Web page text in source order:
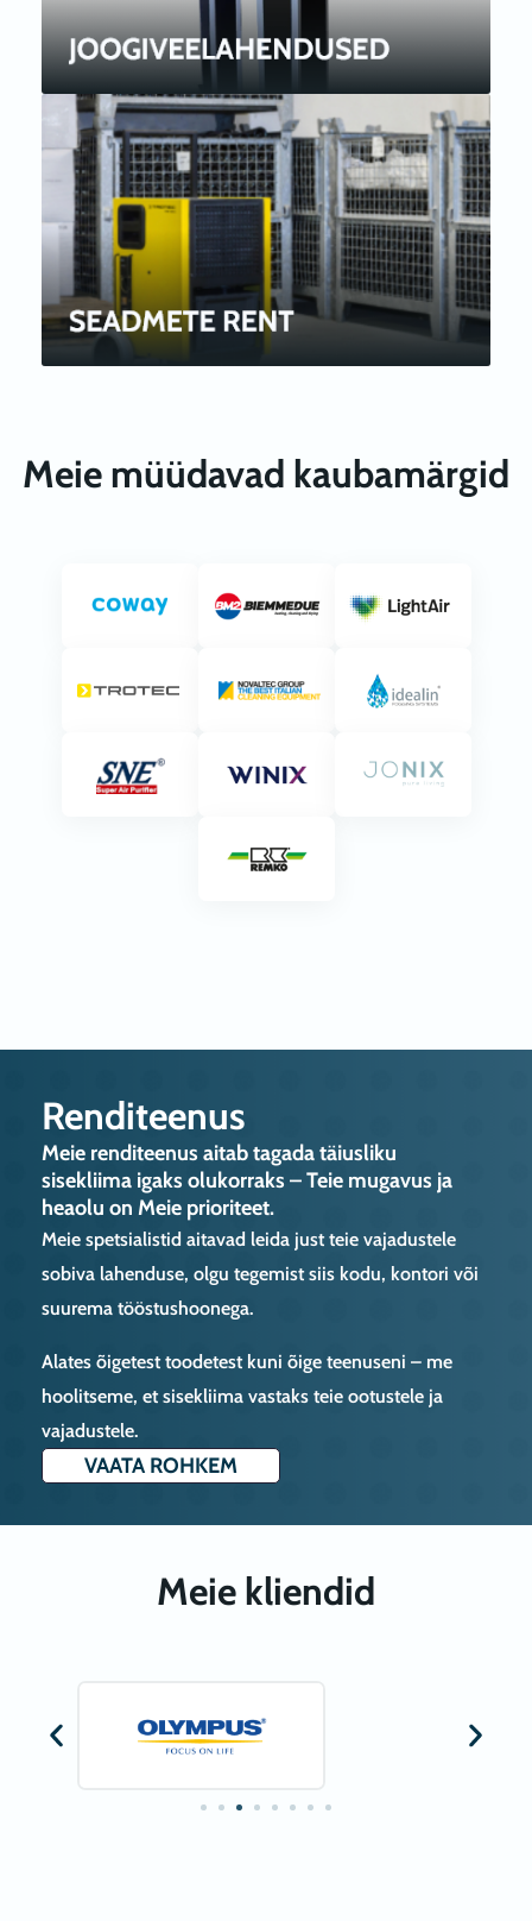
Meie müüdavad kaubamärgid
Renditeenus
Meie renditeenus aitab tagada täiusliku
sisekliima igaks olukorraks – Teie mugavus ja
heaolu on Meie prioriteet.
Meie spetsialistid aitavad leida just teie vajadustele
sobiva lahenduse, olgu tegemist siis kodu, kontori või
suurema tööstushoonega.
Alates õigetest toodetest kuni õige teenuseni – me
hoolitseme, et sisekliima vastaks teie ootustele ja
vajadustele.
VAATA ROHKEM
Meie kliendid